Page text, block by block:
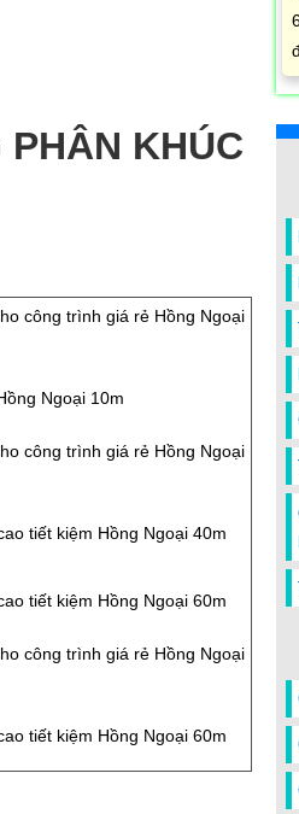
KHÚC
công trình giá rẻ Hồng Ngoại
Ngoại 10m
công trình giá rẻ Hồng Ngoại
tiết kiệm Hồng Ngoại 40m
tiết kiệm Hồng Ngoại 60m
công trình giá rẻ Hồng Ngoại
tiết kiệm Hồng Ngoại 60m